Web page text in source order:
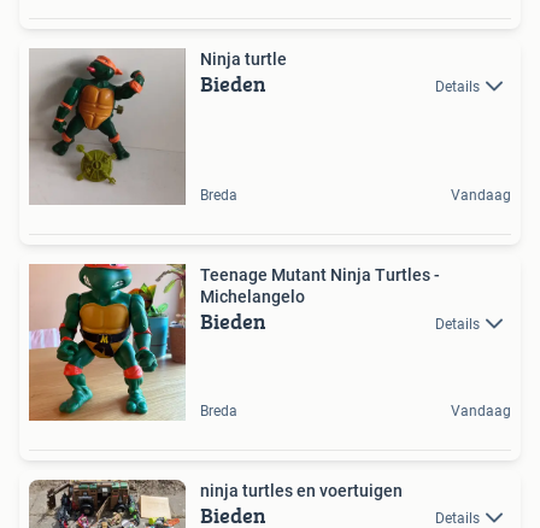
Ninja turtle
Bieden Details
Breda Vandaag
Teenage Mutant Ninja Turtles -
Michelangelo
Bieden Details
Breda Vandaag
ninja turtles en voertuigen
Bieden Details